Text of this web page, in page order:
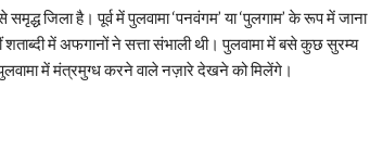
जिला है। पूर्व में पुलवामा ‘पनवंगम’ या ‘पुलगाम’ के रूप में जाना
शताब्दी में अफगानों ने सत्ता संभाली थी। पुलवामा में बसे कुछ सुरम्य
में मंत्रमुग्ध करने वाले नज़ारे देखने को मिलेंगे।